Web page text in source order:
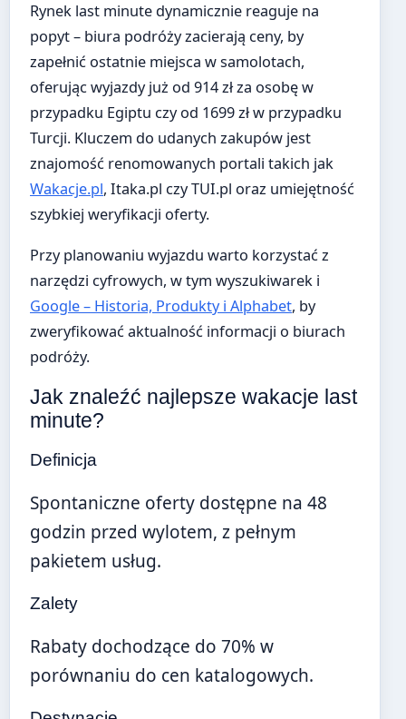
Rynek last minute dynamicznie reaguje na
popyt – biura podróży zacierają ceny, by
zapełnić ostatnie miejsca w samolotach,
oferując wyjazdy już od 914 zł za osobę w
przypadku Egiptu czy od 1699 zł w przypadku
Turcji. Kluczem do udanych zakupów jest
znajomość renomowanych portali takich jak
Wakacje.pl, Itaka.pl czy TUI.pl oraz umiejętność
szybkiej weryfikacji oferty.
Przy planowaniu wyjazdu warto korzystać z
narzędzi cyfrowych, w tym wyszukiwarek i
Google – Historia, Produkty i Alphabet, by
zweryfikować aktualność informacji o biurach
podróży.
Jak znaleźć najlepsze wakacje last
minute?
Definicja
Spontaniczne oferty dostępne na 48
godzin przed wylotem, z pełnym
pakietem usług.
Zalety
Rabaty dochodzące do 70% w
porównaniu do cen katalogowych.